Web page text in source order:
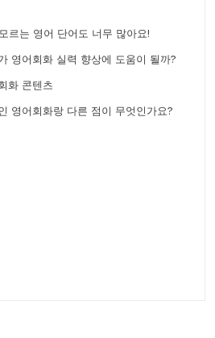
르는 영어 단어도 너무 많아요!
영어회화 실력 향상에 도움이 될까?
화 콘텐츠
영어회화랑 다른 점이 무엇인가요?